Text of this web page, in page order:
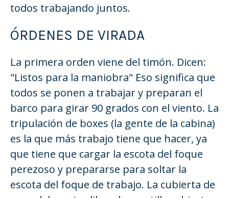
todos trabajando juntos.
ÓRDENES DE VIRADA
La primera orden viene del timón. Dicen:
"Listos para la maniobra" Eso significa que
todos se ponen a trabajar y preparan el
barco para girar 90 grados con el viento. La
tripulación de boxes (la gente de la cabina)
es la que más trabajo tiene que hacer, ya
que tiene que cargar la escota del foque
perezoso y prepararse para soltar la
escota del foque de trabajo. La cubierta de